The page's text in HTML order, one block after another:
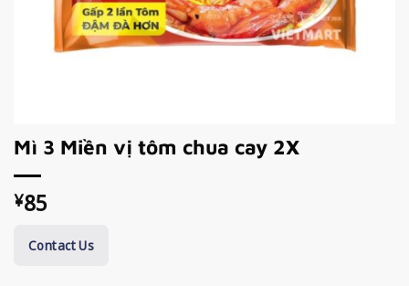
Mì 3 Miền vị tôm chua cay 2X
¥85
Contact Us